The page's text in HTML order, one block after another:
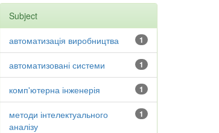
Subject
1
автоматизація виробництва
1
автоматизовані системи
1
комп'ютерна інженерія
1
методи інтелектуального
аналізу